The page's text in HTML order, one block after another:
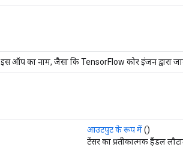
इस ऑप का नाम, जैसा कि TensorFlow कोर इंजन द्वारा
आउटपुट के रूप में()
टेंसर का प्रतीकात्मक हैंडल